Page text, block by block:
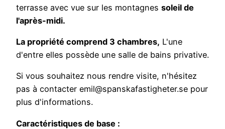
terrasse avec vue sur les montagnes soleil de
l'après-midi.
La propriété comprend 3 chambres, L'une
d'entre elles possède une salle de bains privative.
Si vous souhaitez nous rendre visite, n'hésitez
pas à contacter emil@spanskafastigheter.se pour
plus d'informations.
Caractéristiques de base :